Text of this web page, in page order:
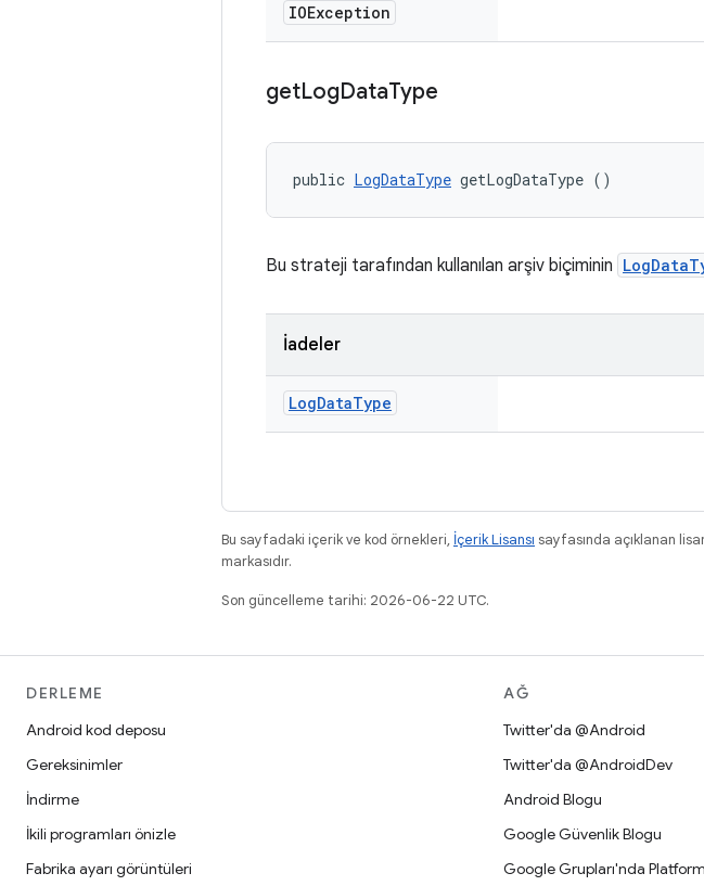
IOException
getLogDataType
public LogDataType getLogDataType ()
Bu strateji tarafından kullanılan arşiv biçiminin
İadeler
LogDataType
Bu sayfadaki içerik ve kod örnekleri, İçerik Lisansı sayfasında açıklanan
markasıdır.
Son güncelleme tarihi: 2026-06-22 UTC.
DERLEME
Android kod deposu
Gereksinimler
İndirme
İkili programları önizle
Fabrika ayarı görüntüleri
AĞ
Twitter'da @Android
Twitter'da @AndroidDev
Android Blogu
Google Güvenlik Blogu
Google Grupları'nda Platform